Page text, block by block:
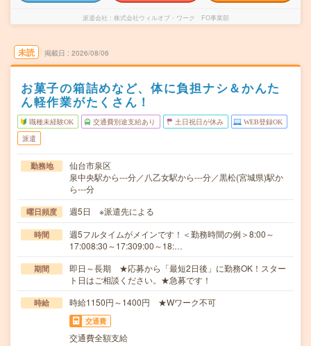
派遣会社 株式会社ウィルオブ・ワーク FO事業部
未読 掲載日 2026/08/06
お菓子の箱詰めなど、体に負担ナシ＆かんた
ん軽作業がたくさん！
職種未経験OK 交通費別途支給あり 土日祝日が休み WEB登録OK
派遣
勤務地
仙台市泉区
泉中央駅から---分／八乙女駅から---分／黒松(宮城県)駅か
ら---分
曜日頻度 週5日 ※派遣先による
時間
週5フルタイムがメインです！＜勤務時間の例＞8:00～
17:008:30～17:309:00～18:…
期間
即日～長期 ★応募から「最短2日後」に勤務OK！スター
ト日はご相談ください。★急募です！
時給 時給1150円～1400円 ★Wワーク不可
交通費
交通費全額支給